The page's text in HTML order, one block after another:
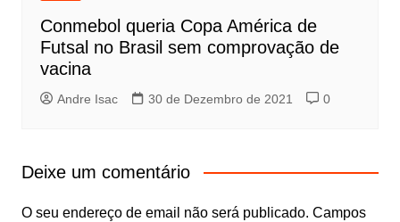
Conmebol queria Copa América de
Futsal no Brasil sem comprovação de
vacina
Andre Isac 30 de Dezembro de 2021 0
Deixe um comentário
O seu endereço de email não será publicado. Campos